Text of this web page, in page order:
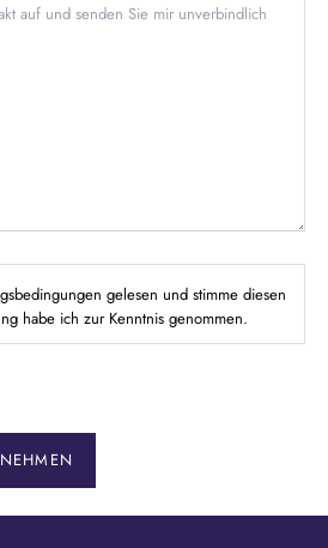
gelesen und stimme diesen
habe ich zur Kenntnis genommen.